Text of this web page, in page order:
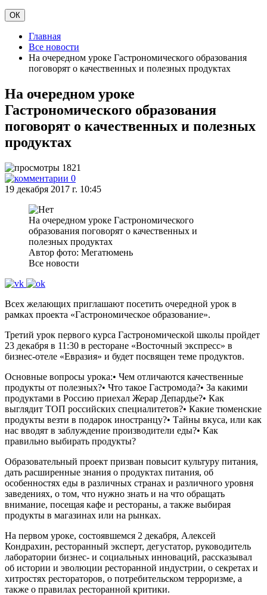
ОК
Главная
Все новости
На очередном уроке Гастрономического образования
поговорят о качественных и полезных продуктах
На очередном уроке
Гастрономического образования
поговорят о качественных и полезных
продуктах
1821
0
19 декабря 2017 г. 10:45
На очередном уроке Гастрономического
образования поговорят о качественных и
полезных продуктах
Автор фото: Мегатюмень
Все новости
Всех желающих приглашают посетить очередной урок в
рамках проекта «Гастрономическое образование».
Третий урок первого курса Гастрономической школы пройдет
23 декабря в 11:30 в ресторане «Восточный экспресс» в
бизнес-отеле «Евразия» и будет посвящен теме продуктов.
Основные вопросы урока:• Чем отличаются качественные
продукты от полезных?• Что такое Гастромода?• За какими
продуктами в Россию приехал Жерар Депардье?• Как
выглядит ТОП российских специалитетов?• Какие тюменские
продукты везти в подарок иностранцу?• Тайны вкуса, или как
нас вводят в заблуждение производители еды?• Как
правильно выбирать продукты?
Образовательный проект призван повысит культуру питания,
дать расширенные знания о продуктах питания, об
особенностях еды в различных странах и различного уровня
заведениях, о том, что нужно знать и на что обращать
внимание, посещая кафе и рестораны, а также выбирая
продукты в магазинах или на рынках.
На первом уроке, состоявшемся 2 декабря, Алексей
Кондрахин, ресторанный эксперт, дегустатор, руководитель
лаборатории бизнес- и социальных инноваций, рассказывал
об истории и эволюции ресторанной индустрии, о секретах и
хитростях рестораторов, о потребительском терроризме, а
также о правилах ресторанной критики.